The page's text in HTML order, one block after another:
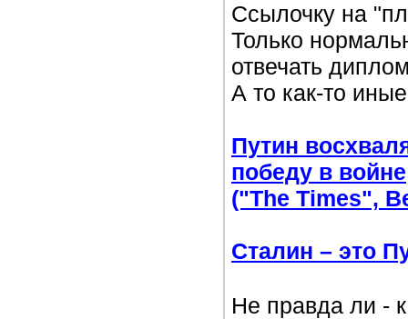
Ссылочку на
Только
отвечать
А то как-то
Путин
победу в войне
("The Times",
Сталин – это
Не правда ли -